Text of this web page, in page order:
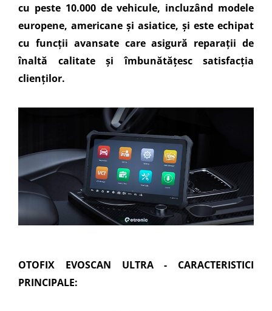
cu peste 10.000 de vehicule, incluzând modele
europene, americane și asiatice, și este echipat
cu funcții avansate care asigură reparații de
înaltă calitate și îmbunătățesc satisfacția
clienților.
OTOFIX EVOSCAN ULTRA - CARACTERISTICI
PRINCIPALE: